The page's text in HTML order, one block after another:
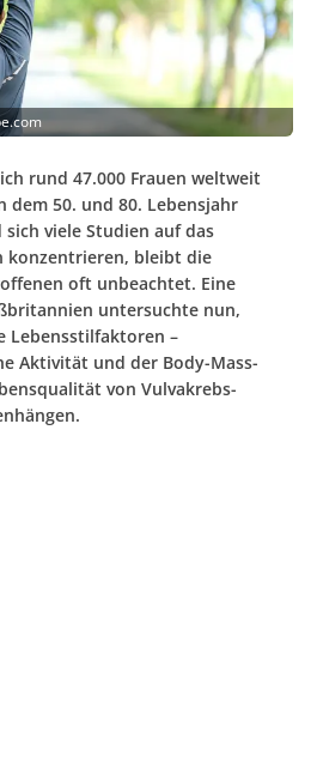
rund 47.000 Frauen weltweit
dem 50. und 80. Lebensjahr
viele Studien auf das
konzentrieren, bleibt die
oft unbeachtet. Eine
untersuchte nun,
Lebensstilfaktoren –
Aktivität und der Body-Mass-
von Vulvakrebs-